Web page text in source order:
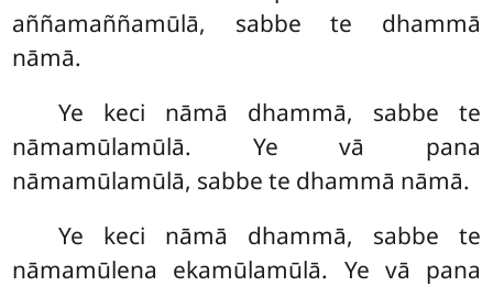
aññamaññamūlā, sabbe te dhammā
nāmā.
Ye keci nāmā dhammā, sabbe te
nāmamūlamūlā. Ye vā pana
nāmamūlamūlā, sabbe te dhammā nāmā.
Ye keci nāmā dhammā, sabbe te
nāmamūlena ekamūlamūlā. Ye vā pana